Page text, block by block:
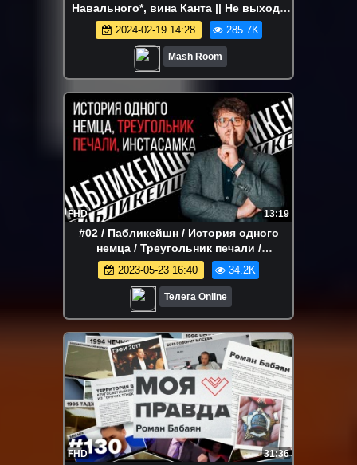
Навального*, вина Канта || Не выходя
из комнаты #42
2024-02-19 14:28 285.7K
Mash Room
FHD 13:19
#02 / Пабликейшн / История одного
немца / Треугольник печали /
Инстасамка / Телега Online
2023-05-23 16:40 34.2K
Телега Online
FHD 31:36